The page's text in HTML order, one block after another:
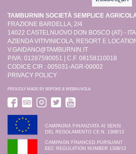
TAMBURNIN SOCIETÀ SEMPLICE
FRAZIONE BARDELLA, 2/4
14022 CASTELNUOVO DON BOSCO (AT) -
AZIENDA VITIVINICOLA, RESORT E
V.GAIDANO@TAMBURNIN.IT
P.IVA: 01287590051 | C.F. 08158110018
CODICE CIR : 005031-AGR-00002
PRIVACY POLICY
PROUDLY MADE BY BSPOKE & WEBNUVOLA
CAMPAGNA FINANZIATA AI SENSI
DEL REGOLAMENTO CE N. 1308/13
CAMPAIGN FINANCED PURSUANT
EEC REGULATION NUMBER 1308/13